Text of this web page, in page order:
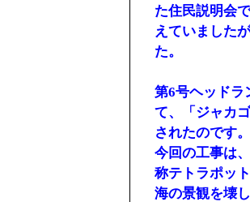
た住民説明会
えていました
た。
第6号ヘッドラ
て、「ジャカ
されたのです。
今回の工事は
称テトラポッ
海の景観を壊